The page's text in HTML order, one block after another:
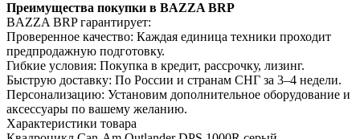
Преимущества покупки в BAZZA BRP
BAZZA BRP гарантирует:
Проверенное качество: Каждая единица техники проходит
предпродажную подготовку.
Гибкие условия: Покупка в кредит, рассрочку, лизинг.
Быструю доставку: По России и странам СНГ за 3–4 недели.
Персонализацию: Установим дополнительное оборудование и
аксессуары по вашему желанию.
Характеристики товара